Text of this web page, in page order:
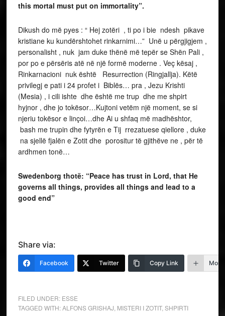
this mortal must put on immortality”.
Dikush do më pyes : “ Hej zotëri , ti po i bie ndesh pikave
kristiane ku kundërshtohet rinkarnimi…” Unë u përgjigjem ,
personalisht , nuk jam duke thënë më tepër se Shën Pali ,
por po e përsëris atë në një formë moderne . Veç kësaj ,
Rinkarnacioni nuk është Resurrection (Ringjallja). Këtë
privilegj e pati i 24 profet i Biblës… pra , Jezu Krishti
(Mesia) , i cili ishte dhe është me trup dhe me shpirt
hyjnor , dhe jo tokësor…Kujtoni vetëm një moment, se si
njeriu tokësor e linçoi…dhe Ai u shfaq më madhështor,
bash me trupin dhe fytyrën e Tij rrezatuese qiellore , duke
na sjellë fjalën e Zotit dhe porositur të gjithëve ne , për të
ardhmen tonë…
Swedenborg thotë: “Peace has trust in Lord, that He
governs all things, provides all things and lead to a
good end”
Share via:
Facebook Twitter Copy Link More
FILED UNDER: ESSE
TAGGED WITH:ALFONS GRISHAJ MISTERI I ZOTIT, SHPIRTI